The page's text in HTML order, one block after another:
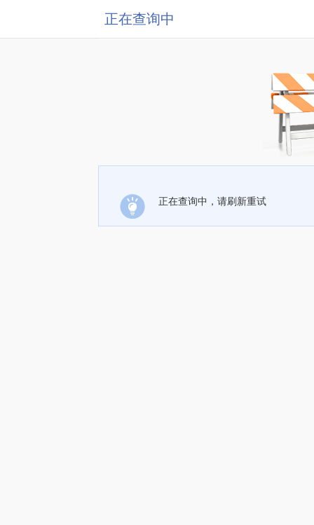
正在查询中
正在查询中，请刷新重试